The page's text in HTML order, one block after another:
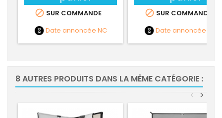
 SUR COMMANDE
Date annoncée NC
 SUR COMMANDE
Date annoncée
8 AUTRES PRODUITS DANS LA MÊME CATÉGORIE :
>
<